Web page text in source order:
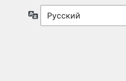
Язык